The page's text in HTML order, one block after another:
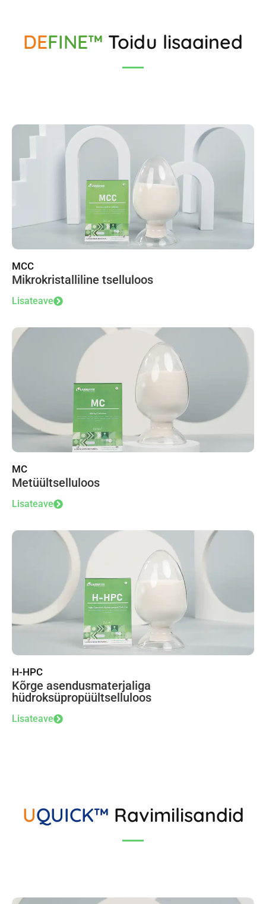
DEFINE™ Toidu lisaained
MCC
Mikrokristalliline tselluloos
Lisateave
MC
Metüültselluloos
Lisateave
H-HPC
Kõrge asendusmaterjaliga
hüdroksüpropüültselluloos
Lisateave
UQUICK™ Ravimilisandid